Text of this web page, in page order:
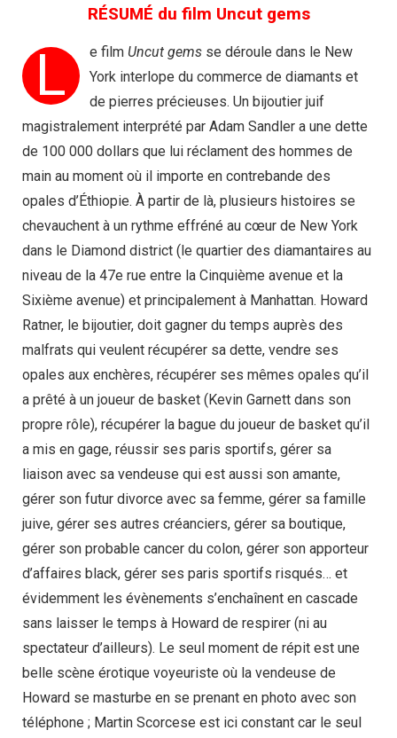
RÉSUMÉ du film Uncut gems
L e film Uncut gems se déroule dans le New
York interlope du commerce de diamants et
de pierres précieuses. Un bijoutier juif
magistralement interprété par Adam Sandler a une dette
de 100 000 dollars que lui réclament des hommes de
main au moment où il importe en contrebande des
opales d’Éthiopie. À partir de là, plusieurs histoires se
chevauchent à un rythme effréné au cœur de New York
dans le Diamond district (le quartier des diamantaires au
niveau de la 47e rue entre la Cinquième avenue et la
Sixième avenue) et principalement à Manhattan. Howard
Ratner, le bijoutier, doit gagner du temps auprès des
malfrats qui veulent récupérer sa dette, vendre ses
opales aux enchères, récupérer ses mêmes opales qu’il
a prêté à un joueur de basket (Kevin Garnett dans son
propre rôle), récupérer la bague du joueur de basket qu’il
a mis en gage, réussir ses paris sportifs, gérer sa
liaison avec sa vendeuse qui est aussi son amante,
gérer son futur divorce avec sa femme, gérer sa famille
juive, gérer ses autres créanciers, gérer sa boutique,
gérer son probable cancer du colon, gérer son apporteur
d’affaires black, gérer ses paris sportifs risqués… et
évidemment les évènements s’enchaînent en cascade
sans laisser le temps à Howard de respirer (ni au
spectateur d’ailleurs). Le seul moment de répit est une
belle scène érotique voyeuriste où la vendeuse de
Howard se masturbe en se prenant en photo avec son
téléphone ; Martin Scorcese est ici constant car le seul